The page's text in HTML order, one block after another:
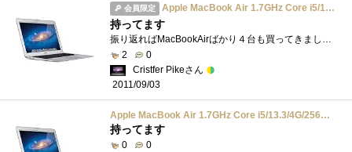
会員限定 Apple MacBook Air 1.7GHz Core i5/13.3/4G/256G/802.11n/BT/Thunderbolt MC966J/A
持ってます
振り返ればMacBookAirばかり４台も買ってきました。最初はその薄さに惹かれました。使っているうちにその快適さとデザインに惚れ込みました。SSD�...
2
0
Cristfer Pikeさん
2011/09/03
Apple MacBook Air 1.7GHz Core i5/13.3/4G/256G/802.11n/BT/Thunderbolt MC966J/A
持ってます
0
0